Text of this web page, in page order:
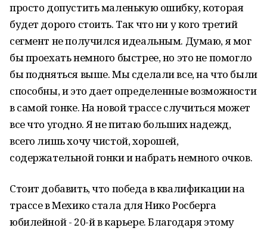
просто допустить маленькую ошибку, которая
будет дорого стоить. Так что ни у кого третий
сегмент не получился идеальным. Думаю, я мог
бы проехать немного быстрее, но это не помогло
бы подняться выше. Мы сделали все, на что были
способны, и это дает определенные возможности
в самой гонке. На новой трассе случиться может
все что угодно. Я не питаю больших надежд,
всего лишь хочу чистой, хорошей,
содержательной гонки и набрать немного очков.
Стоит добавить, что победа в квалификации на
трассе в Мехико стала для Нико Росберга
юбилейной - 20-й в карьере. Благодаря этому